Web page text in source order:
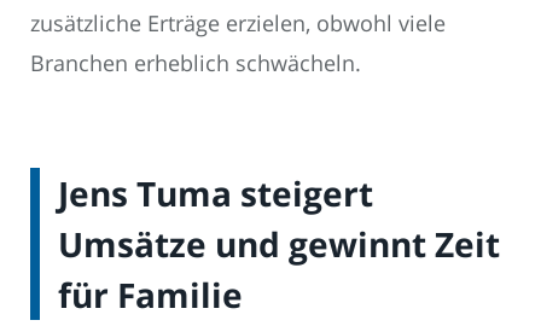
zusätzliche Erträge erzielen, obwohl viele
Branchen erheblich schwächeln.
Jens Tuma steigert
Umsätze und gewinnt Zeit
für Familie